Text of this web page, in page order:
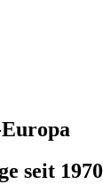
seit 1970